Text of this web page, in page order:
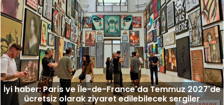
İyi haber: Paris ve Île-de-France'da Temmuz 2027'de
ücretsiz olarak ziyaret edilebilecek sergiler